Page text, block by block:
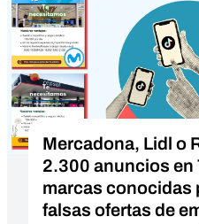
Mercadona, Lidl o
2.300 anuncios en
marcas conocidas
falsas ofertas de